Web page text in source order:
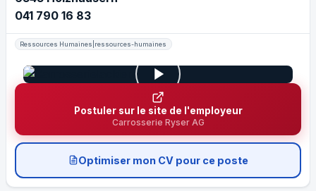
041 790 16 83
Ressources Humaines|ressources-humaines
Postuler sur le site de l'employeur
Carrosserie Ryser AG
Optimiser mon CV pour ce poste